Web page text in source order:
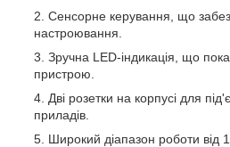
Сенсорне керування, що
настроювання.
Зручна LED-індикація, що
пристрою.
Дві розетки на корпусі для
приладів.
Широкий діапазон роботи від